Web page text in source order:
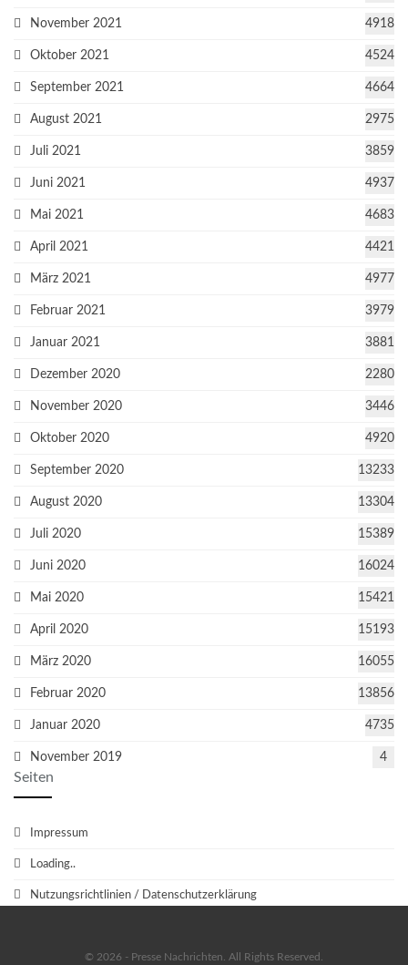
November 2021 4918
Oktober 2021 4524
September 2021 4664
August 2021 2975
Juli 2021 3859
Juni 2021 4937
Mai 2021 4683
April 2021 4421
März 2021 4977
Februar 2021 3979
Januar 2021 3881
Dezember 2020 2280
November 2020 3446
Oktober 2020 4920
September 2020 13233
August 2020 13304
Juli 2020 15389
Juni 2020 16024
Mai 2020 15421
April 2020 15193
März 2020 16055
Februar 2020 13856
Januar 2020 4735
November 2019 4
Seiten
Impressum
Loading..
Nutzungsrichtlinien / Datenschutzerklärung
© 2026 - Presse Nachrichten. All Rights Reserved.